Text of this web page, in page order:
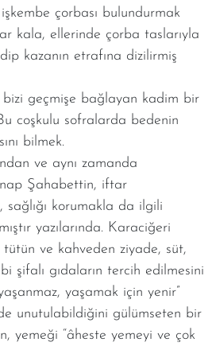
çorbası bulundurmak
kala, ellerinde çorba taslarıyla
kazanın etrafına dizilirmiş
geçmişe bağlayan kadim bir
coşkulu sofralarda bedenin
bilmek.
ve aynı zamanda
Şahabettin, iftar
sağlığı korumakla da ilgili
yazılarında. Karaciğeri
ve kahveden ziyade, süt,
şifalı gıdaların tercih edilmesini
yaşamak için yenir”
unutulabildiğini gülümseten bir
yemeği “âheste yemeyi ve çok